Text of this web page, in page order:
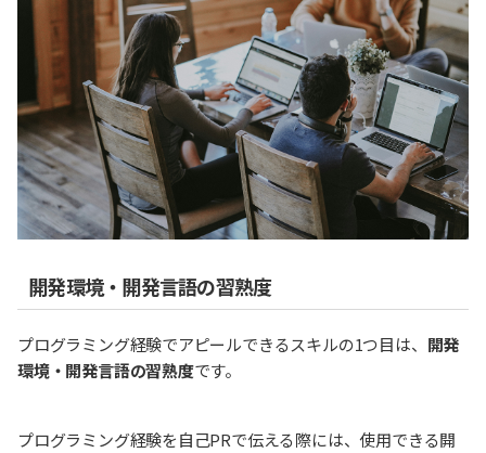
開発環境・開発言語の習熟度
プログラミング経験でアピールできるスキルの1つ目は、 開発
環境・開発言語の習熟度です。
プログラミング経験を自己PRで伝える際には、使用できる開